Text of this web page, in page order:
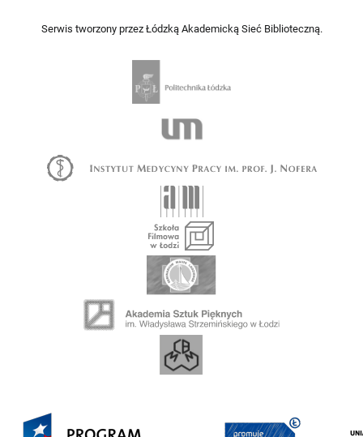
Serwis tworzony przez Łódzką Akademicką Sieć Biblioteczną.